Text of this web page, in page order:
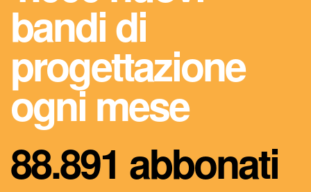
bandi di
progettazione
ogni mese
88.891 abbonati